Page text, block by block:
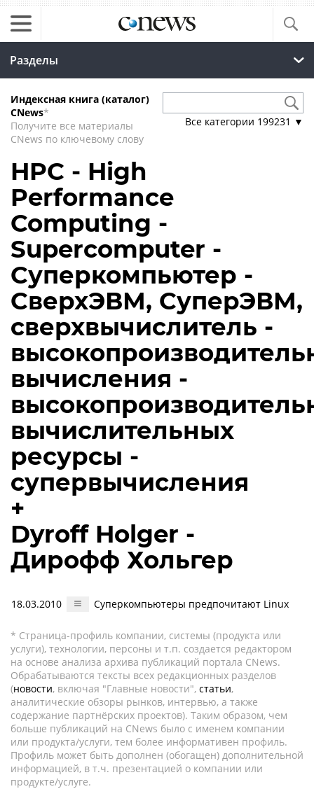
Разделы
Индексная книга (каталог)
CNews*
Получите все материалы
CNews по ключевому слову
Все категории 199231 ▼
HPC - High
Performance
Computing -
Supercomputer -
Суперкомпьютер -
СверхЭВМ, СуперЭВМ,
сверхвычислитель -
вычисления -
вычислительных
ресурсы -
супервычисления
+
Dyroff Holger -
Дирофф Хольгер
18.03.2010 Суперкомпьютеры предпочитают Linux
* Страница-профиль компании, системы (продукта или
услуги), технологии, персоны и т.п. создается редактором
на основе анализа архива публикаций портала CNews.
Обрабатываются тексты всех редакционных разделов
(новости, включая "Главные новости", статьи,
аналитические обзоры рынков, интервью, а также
содержание партнёрских проектов). Таким образом, чем
больше публикаций на CNews было с именем компании
или продукта/услуги, тем более информативен профиль.
Профиль может быть дополнен (обогащен) дополнительной
информацией, в т.ч. презентацией о компании или
продукте/услуге.